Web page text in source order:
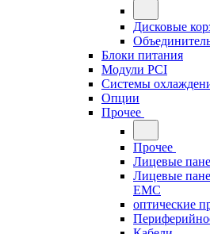
Дисковые
Блоки питания
Модули PCI
Системы
Опции
Прочее
Прочее
Лицевые
Лицевые
EMC
оптические